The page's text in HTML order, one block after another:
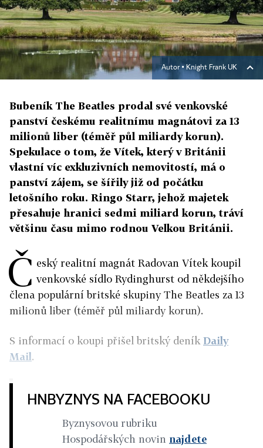
Autor ▪Knight Frank UK
Bubeník The Beatles prodal své venkovské
panství českému realitnímu magnátovi za 13
milionů liber (téměř půl miliardy korun).
Spekulace o tom, že Vítek, který v Británii
vlastní víc exkluzivních nemovitostí, má o
panství zájem, se šířily již od počátku
letošního roku. Ringo Starr, jehož majetek
přesahuje hranici sedmi miliard korun, tráví
většinu času mimo rodnou Velkou Británii.
Č eský realitní magnát Radovan Vítek koupil
venkovské sídlo Rydinghurst od někdejšího
člena populární britské skupiny The Beatles za 13
milionů liber (téměř půl miliardy korun).
S informací o koupi přišel britský deník Daily
Mail .
HNBYZNYS NA FACEBOOKU
Byznysovou rubriku
Hospodářských novin najdete